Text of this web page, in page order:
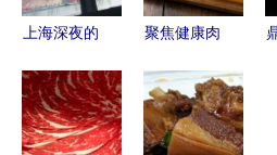
骨的热乎喂
上海深夜的
——家门口
的烤羊肉摊
聚焦健康肉
畜牧系统推
动“赋码入